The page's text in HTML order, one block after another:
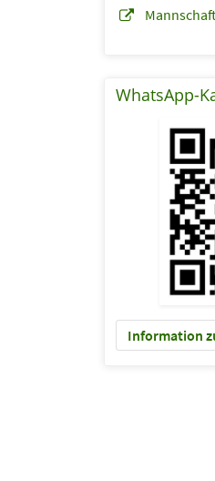
WhatsApp-
Information